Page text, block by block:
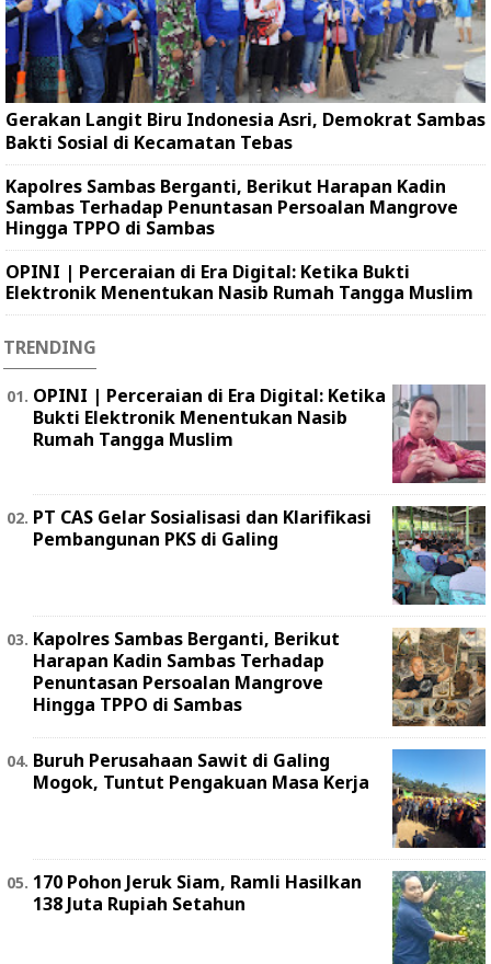
Gerakan Langit Biru Indonesia Asri, Demokrat Sambas
Bakti Sosial di Kecamatan Tebas
Kapolres Sambas Berganti, Berikut Harapan Kadin
Sambas Terhadap Penuntasan Persoalan Mangrove
Hingga TPPO di Sambas
OPINI | Perceraian di Era Digital: Ketika Bukti
Elektronik Menentukan Nasib Rumah Tangga Muslim
TRENDING
OPINI | Perceraian di Era Digital: Ketika
Bukti Elektronik Menentukan Nasib
Rumah Tangga Muslim
PT CAS Gelar Sosialisasi dan Klarifikasi
Pembangunan PKS di Galing
Kapolres Sambas Berganti, Berikut
Harapan Kadin Sambas Terhadap
Penuntasan Persoalan Mangrove
Hingga TPPO di Sambas
Buruh Perusahaan Sawit di Galing
Mogok, Tuntut Pengakuan Masa Kerja
170 Pohon Jeruk Siam, Ramli Hasilkan
138 Juta Rupiah Setahun